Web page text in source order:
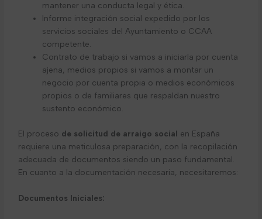
mantener una conducta legal y ética.
Informe integración social expedido por los
servicios sociales del Ayuntamiento o CCAA
competente.
Contrato de trabajo si vamos a iniciarla por cuenta
ajena, medios propios si vamos a montar un
negocio por cuenta propia o medios económicos
propios o de familiares que respaldan nuestro
sustento económico.
El proceso de solicitud de arraigo social en España
requiere una meticulosa preparación, con la recopilación
adecuada de documentos siendo un paso fundamental.
En cuanto a la documentación necesaria, necesitaremos:
Documentos Iniciales: